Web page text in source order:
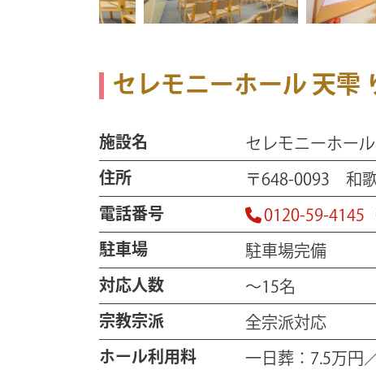
セレモニーホール 天雫
施設名 セレモニーホー
住所 〒648-0093 和
電話番号 0120-59-4145
駐車場 駐車場完備
対応人数 ～15名
宗教宗派 全宗派対応
ホール利用料 一日葬：7.5万円